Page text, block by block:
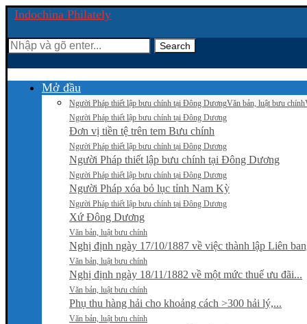
Indochina Philately
Search
Mở đầu
Người Pháp thiết lập bưu chính tại Đông DươngVăn bản, luật bưu chính
Người Pháp thiết lập bưu chính tại Đông Dương
Đơn vị tiền tệ trên tem Bưu chính
Người Pháp thiết lập bưu chính tại Đông Dương
Người Pháp thiết lập bưu chính tại Đông Dương
Người Pháp thiết lập bưu chính tại Đông Dương
Người Pháp xóa bỏ lục tỉnh Nam Kỳ
Người Pháp thiết lập bưu chính tại Đông Dương
Xứ Đông Dương
Văn bản, luật bưu chính
Nghị định ngày 17/10/1887 về việc thành lập Liên
Văn bản, luật bưu chính
Nghị định ngày 18/11/1882 về một mức thuế ưu đãi...
Văn bản, luật bưu chính
Phụ thu hàng hải cho khoảng cách >300 hải lý,...
Văn bản, luật bưu chính